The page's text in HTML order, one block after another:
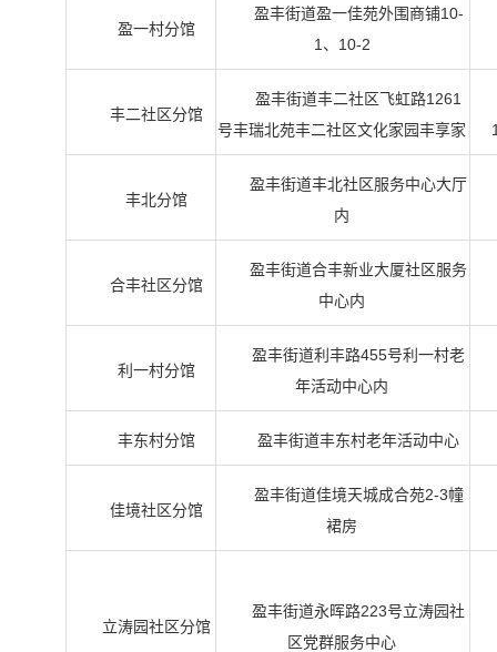
盈一村分馆
盈丰街道盈一佳苑外围商铺10-
1、10-2
丰二社区分馆
盈丰街道丰二社区飞虹路1261
号丰瑞北苑丰二社区文化家园丰享家
丰北分馆
盈丰街道丰北社区服务中心大厅
内
合丰社区分馆
盈丰街道合丰新业大厦社区服务
中心内
利一村分馆
盈丰街道利丰路455号利一村老
年活动中心内
丰东村分馆 盈丰街道丰东村老年活动中心
佳境社区分馆
盈丰街道佳境天城成合苑2-3幢
裙房
立涛园社区分馆
盈丰街道永晖路223号立涛园社
区党群服务中心